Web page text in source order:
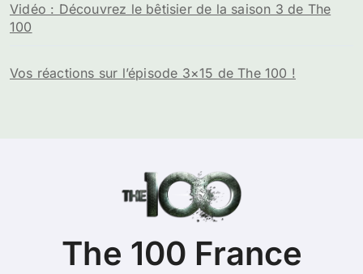
Vidéo : Découvrez le bêtisier de la saison 3 de The
100
Vos réactions sur l’épisode 3×15 de The 100 !
The 100 France